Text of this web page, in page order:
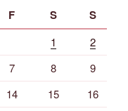
F S S
1
2
7 8
9
14 15
16